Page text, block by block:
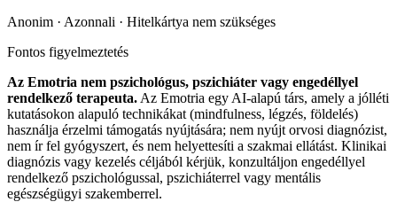
Anonim · Azonnali · Hitelkártya nem szükséges
Fontos figyelmeztetés
Az Emotria nem pszichológus, pszichiáter vagy engedéllyel
rendelkező terapeuta. Az Emotria egy AI-alapú társ, amely a jólléti
kutatásokon alapuló technikákat (mindfulness, légzés, földelés)
használja érzelmi támogatás nyújtására; nem nyújt orvosi diagnózist,
nem ír fel gyógyszert, és nem helyettesíti a szakmai ellátást. Klinikai
diagnózis vagy kezelés céljából kérjük, konzultáljon engedéllyel
rendelkező pszichológussal, pszichiáterrel vagy mentális
egészségügyi szakemberrel.